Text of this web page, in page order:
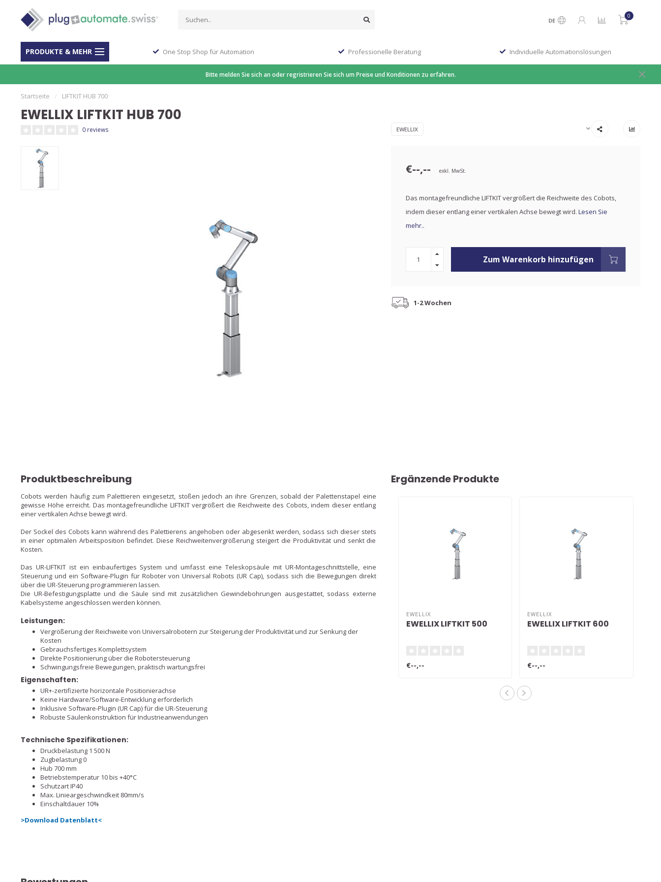
DE
0
PRODUKTE & MEHR
40 Jahre Erfahrung One Stop Shop für Automation Professionelle Beratung Individuelle Automationslösungen
Bitte melden Sie sich an oder regristrieren Sie sich um Preise und Konditionen zu erfahren.
Startseite / LIFTKIT HUB 700
EWELLIX LIFTKIT HUB 700
0 reviews EWELLIX
€--,-- exkl. MwSt.
Das montagefreundliche LIFTKIT vergrößert die Reichweite des Cobots,
indem dieser entlang einer vertikalen Achse bewegt wird. Lesen Sie
mehr..
Zum Warenkorb hinzufügen
1-2 Wochen
Produktbeschreibung
Cobots werden häufig zum Palettieren eingesetzt, stoßen jedoch an ihre Grenzen, sobald der Palettenstapel eine
gewisse Höhe erreicht. Das montagefreundliche LIFTKIT vergrößert die Reichweite des Cobots, indem dieser entlang
einer vertikalen Achse bewegt wird.
Der Sockel des Cobots kann während des Palettierens angehoben oder abgesenkt werden, sodass sich dieser stets
in einer optimalen Arbeitsposition befindet. Diese Reichweitenvergrößerung steigert die Produktivität und senkt die
Kosten.
Das UR-LIFTKIT ist ein einbaufertiges System und umfasst eine Teleskopsäule mit UR-Montageschnittstelle, eine
Steuerung und ein Software-Plugin für Roboter von Universal Robots (UR Cap), sodass sich die Bewegungen direkt
über die UR-Steuerung programmieren lassen.
Die UR-Befestigungsplatte und die Säule sind mit zusätzlichen Gewindebohrungen ausgestattet, sodass externe
Kabelsysteme angeschlossen werden können.
Leistungen:
Vergrößerung der Reichweite von Universalrobotern zur Steigerung der Produktivität und zur Senkung der
Kosten
Gebrauchsfertiges Komplettsystem
Direkte Positionierung über die Robotersteuerung
Schwingungsfreie Bewegungen, praktisch wartungsfrei
Eigenschaften:
UR+-zertifizierte horizontale Positionierachse
Keine Hardware/Software-Entwicklung erforderlich
Inklusive Software-Plugin (UR Cap) für die UR-Steuerung
Robuste Säulenkonstruktion für Industrieanwendungen
Technische Spezifikationen:
Druckbelastung 1 500 N
Zugbelastung 0
Hub 700 mm
Betriebstemperatur 10 bis +40°C
Schutzart IP40
Max. Linieargeschwindkeit 80mm/s
Einschaltdauer 10%
>Download Datenblatt<
Ergänzende Produkte
EWELLIX
EWELLIX LIFTKIT 500
€--,--
EWELLIX
EWELLIX LIFTKIT 600
€--,--